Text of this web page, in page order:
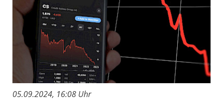
05.09.2024, 16:08 Uhr